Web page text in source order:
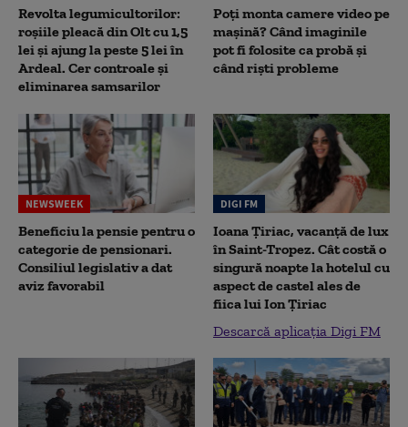
Revolta legumicultorilor:
roșiile pleacă din Olt cu 1,5
lei și ajung la peste 5 lei în
Ardeal. Cer controale și
eliminarea samsarilor
Poți monta camere video pe
mașină? Când imaginile
pot fi folosite ca probă și
când riști probleme
NEWSWEEK
Beneficiu la pensie pentru o
categorie de pensionari.
Consiliul legislativ a dat
aviz favorabil
DIGI FM
Ioana Țiriac, vacanță de lux
în Saint-Tropez. Cât costă o
singură noapte la hotelul cu
aspect de castel ales de
fiica lui Ion Țiriac
Descarcă aplicația Digi FM